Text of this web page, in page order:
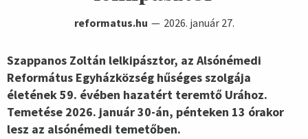
reformatus.hu 2026. január 27.
Szappanos Zoltán lelkipásztor, az Alsónémedi
Református Egyházközség hűséges szolgája
életének 59. évében hazatért teremtő Urához.
Temetése 2026. január 30-án, pénteken 13 órakor
lesz az alsónémedi temetőben.